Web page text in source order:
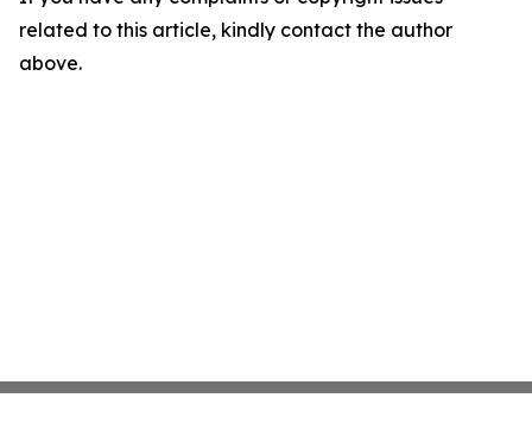
related to this article, kindly contact the author
above.